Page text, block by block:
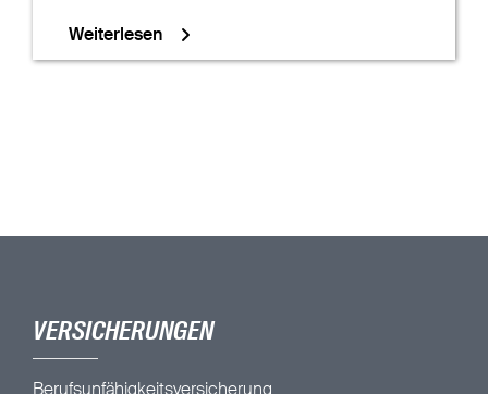
Weiterlesen
VERSICHERUNGEN
Berufsunfähigkeitsversicherung